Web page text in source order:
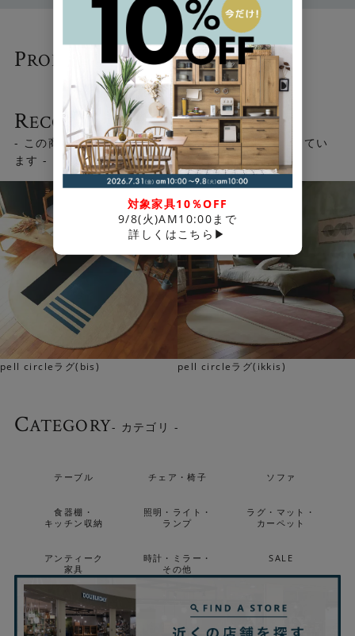
「pellシリーズ」の魅力について、詳細はこちらからご覧
いただけます
「pellシリーズの魅力に
ついて」はこちら▶
PRODUCTS- 関連商品 -
RECOMMEND
- この商品を見ている人はこちらの商品もチェックしてい
ます -
pell circleラグ(bis) pell circleラグ(ikkis)
CATEGORY- カテゴリ -
テーブル チェア・椅子 ソファ
食器棚・
キッチン収納
照明・ライト・
ランプ
ラグ・マット・
カーペット
アンティーク
家具
時計・ミラー・
その他
SALE
対象家具10％OFF
9/8(火)AM10:00まで
詳しくはこちら▶